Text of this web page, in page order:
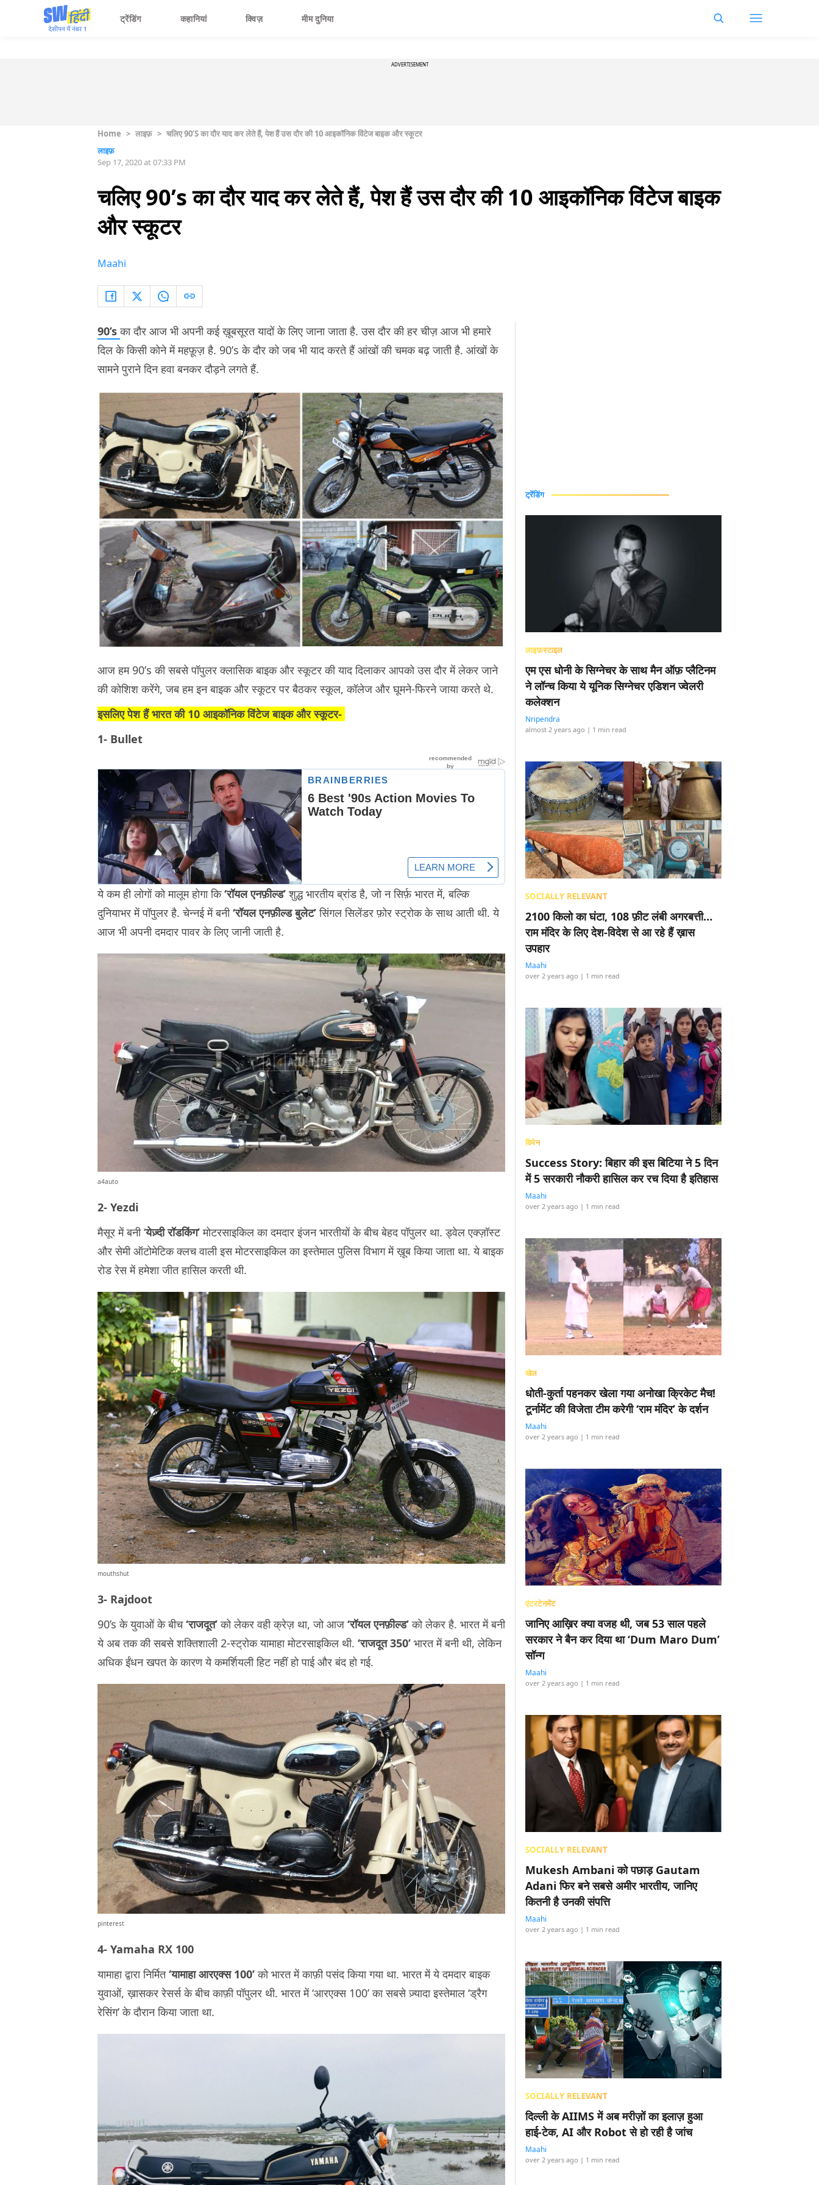
ट्रेंडिंग कहानियां क्विज़ मीम दुनिया
ADVERTISEMENT
Home > लाइफ़ > चलिए 90’s का दौर याद कर लेते हैं, पेश हैं उस दौर की 10 आइकॉनिक विंटेज बाइक और स्कूटर
लाइफ़
Sep 17, 2020 at 07:33 PM
चलिए 90’s का दौर याद कर लेते हैं, पेश हैं उस दौर की 10 आइकॉनिक विंटेज बाइक
और स्कूटर
Maahi
90’sका दौर आज भी अपनी कई ख़ूबसूरत यादों के लिए जाना जाता है. उस दौर की हर चीज़ आज भी हमारे
दिल के किसी कोने में महफ़ूज़ है. 90’s के दौर को जब भी याद करते हैं आंखों की चमक बढ़ जाती है. आंखों के
सामने पुराने दिन हवा बनकर दौड़ने लगते हैं.
आज हम 90’s की सबसे पॉपुलर क्लासिक बाइक और स्कूटर की याद दिलाकर आपको उस दौर में लेकर जाने
की कोशिश करेंगे, जब हम इन बाइक और स्कूटर पर बैठकर स्कूल, कॉलेज और घूमने-फिरने जाया करते थे.
इसलिए पेश हैं भारत की 10 आइकॉनिक विंटेज बाइक और स्कूटर-
1- Bullet
ये कम ही लोगों को मालूम होगा कि‘रॉयल एनफ़ील्ड’शुद्ध भारतीय ब्रांड है, जो न सिर्फ़ भारत में, बल्कि
दुनियाभर में पॉपुलर है. चेन्नई में बनी‘रॉयल एनफ़ील्ड बुलेट’सिंगल सिलेंडर फ़ोर स्ट्रोक के साथ आती थी. ये
आज भी अपनी दमदार पावर के लिए जानी जाती है.
a4auto
2- Yezdi
मैसूर में बनी ‘येज़्दी रॉडकिंग’मोटरसाइकिल का दमदार इंजन भारतीयों के बीच बेहद पॉपुलर था. ड्वेल एक्ज़ॉस्ट
और सेमी ऑटोमेटिक क्लच वाली इस मोटरसाइकिल का इस्तेमाल पुलिस विभाग में ख़ूब किया जाता था. ये बाइक
रोड रेस में हमेशा जीत हासिल करती थी.
mouthshut
3- Rajdoot
90’s के युवाओं के बीच‘राजदूत’को लेकर वही क्रेज़ था, जो आज ‘रॉयल एनफ़ील्ड’को लेकर है. भारत में बनी
ये अब तक की सबसे शक्तिशाली 2-स्ट्रोक यामाहा मोटरसाइकिल थी. ‘राजदूत 350’ भारत में बनी थी, लेकिन
अधिक ईंधन खपत के कारण ये कमर्शियली हिट नहीं हो पाई और बंद हो गई.
pinterest
4- Yamaha RX 100
यामाहा द्वारा निर्मित‘यामाहा आरएक्स 100’को भारत में काफ़ी पसंद किया गया था. भारत में ये दमदार बाइक
युवाओं, ख़ासकर रेसर्स के बीच काफ़ी पॉपुलर थी. भारत में ‘आरएक्स 100’ का सबसे ज़्यादा इस्तेमाल ‘ड्रैग
रेसिंग’ के दौरान किया जाता था.
ट्रेंडिंग
लाइफ़स्टाइल
एम एस धोनी के सिग्नेचर के साथ मैन ऑफ़ प्लैटिनम
ने लॉन्च किया ये यूनिक सिग्नेचर एडिशन ज्वेलरी
कलेक्शन
Nripendra
almost 2 years ago | 1 min read
SOCIALLY RELEVANT
2100 किलो का घंटा, 108 फ़ीट लंबी अगरबत्ती…
राम मंदिर के लिए देश-विदेश से आ रहे हैं ख़ास
उपहार
Maahi
over 2 years ago | 1 min read
विमेन
Success Story: बिहार की इस बिटिया ने 5 दिन
में 5 सरकारी नौकरी हासिल कर रच दिया है इतिहास
Maahi
over 2 years ago | 1 min read
खेल
धोती-कुर्ता पहनकर खेला गया अनोखा क्रिकेट मैच!
टूर्नामेंट की विजेता टीम करेगी ‘राम मंदिर’ के दर्शन
Maahi
over 2 years ago | 1 min read
एंटरटेनमेंट
जानिए आख़िर क्या वजह थी, जब 53 साल पहले
सरकार ने बैन कर दिया था ‘Dum Maro Dum’
सॉन्ग
Maahi
over 2 years ago | 1 min read
SOCIALLY RELEVANT
Mukesh Ambani को पछाड़ Gautam
Adani फिर बने सबसे अमीर भारतीय, जानिए
कितनी है उनकी संपत्ति
Maahi
over 2 years ago | 1 min read
SOCIALLY RELEVANT
दिल्ली के AIIMS में अब मरीज़ों का इलाज़ हुआ
हाई-टेक, AI और Robot से हो रही है जांच
Maahi
over 2 years ago | 1 min read